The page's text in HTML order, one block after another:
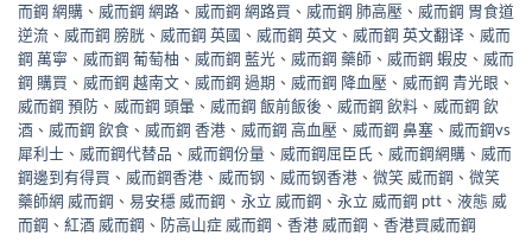
而鋼 網購 、 威而鋼 網路 、 威而鋼 網路買 、 威而鋼 肺高壓 、 威而鋼 胃食道
逆流 、 威而鋼 膀胱 、 威而鋼 英國 、 威而鋼 英文 、 威而鋼 英文翻译 、 威而
鋼 萬寧 、 威而鋼 葡萄柚 、 威而鋼 藍光 、 威而鋼 藥師 、 威而鋼 蝦皮 、 威而
鋼 購買 、 威而鋼 越南文 、 威而鋼 過期 、 威而鋼 降血壓 、 威而鋼 青光眼 、
威而鋼 預防 、 威而鋼 頭暈 、 威而鋼 飯前飯後 、 威而鋼 飲料 、 威而鋼 飲
酒 、 威而鋼 飲食 、 威而鋼 香港 、 威而鋼 高血壓 、 威而鋼 鼻塞 、 威而鋼vs
犀利士 、 威而鋼代替品 、 威而鋼份量 、 威而鋼屈臣氏 、 威而鋼網購 、 威而
鋼邊到有得買 、 威而鋼香港 、 威而钢 、 威而钢香港 、 微笑 威而鋼 、 微笑
藥師網 威而鋼 、 易安穩 威而鋼 、 永立 威而鋼 、 永立 威而鋼 ptt 、 液態 威
而鋼 、 紅酒 威而鋼 、 防高山症 威而鋼 、 香港 威而鋼 、 香港買威而鋼